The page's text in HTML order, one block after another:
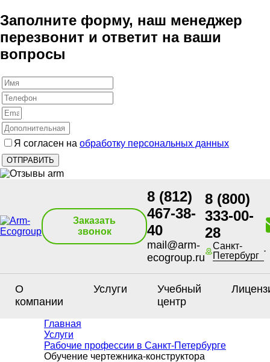
Заполните форму, наш менеджер
перезвонит и ответит на ваши
вопросы
Я согласен на обработку персональных данных
Заказать
звонок
8 (812)
467-38-
40
mail@arm-
ecogroup.ru
8 (800)
333-00-
28
Санкт-
Петербург
О
компании
Услуги
Учебный
центр
Главная
Услуги
Рабочие профессии в Санкт-Петербурге
Обучение чертежника-конструктора